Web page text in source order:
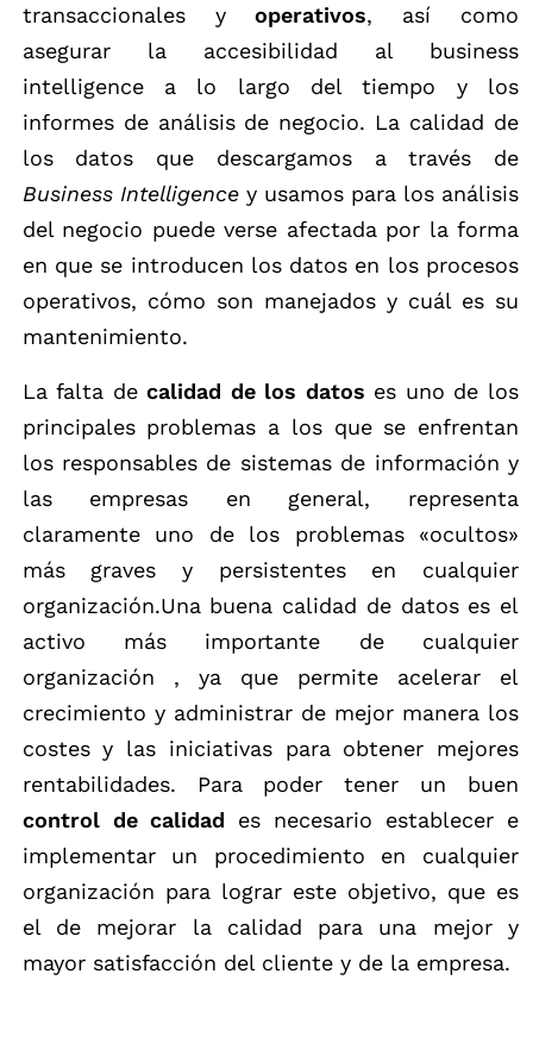
transaccionales yoperativos, así como
asegurar la accesibilidad al business
intelligence a lo largo del tiempo y los
informes de análisis de negocio. La calidad de
los datos que descargamos a través de
Business Intelligence y usamos para los análisis
del negocio puede verse afectada por la forma
en que se introducen los datos en los procesos
operativos, cómo son manejados y cuál es su
mantenimiento.
La falta decalidad de los datos es uno de los
principales problemas a los que se enfrentan
los responsables de sistemas de información y
las empresas en general, representa
claramente uno de los problemas «ocultos»
más graves y persistentes en cualquier
organización.Una buena calidad de datos es el
activo más importante de cualquier
organización , ya que permite acelerar el
crecimiento y administrar de mejor manera los
costes y las iniciativas para obtener mejores
rentabilidades. Para poder tener un buen
control de calidad es necesario establecer e
implementar un procedimiento en cualquier
organización para lograr este objetivo, que es
el de mejorar la calidad para una mejor y
mayor satisfacción del cliente y de la empresa.